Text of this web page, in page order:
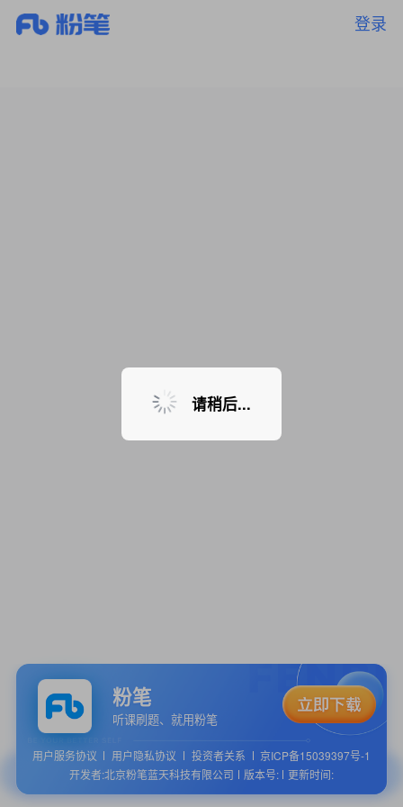
登录
暂无课程，敬请期待
粉笔
听课刷题、就用粉笔
用户服务协议 用户隐私协议 投资者关系
京ICP备15039397号-1
开发者:北京粉笔蓝天科技有限公司
版本号: 更新时间:
请稍后...